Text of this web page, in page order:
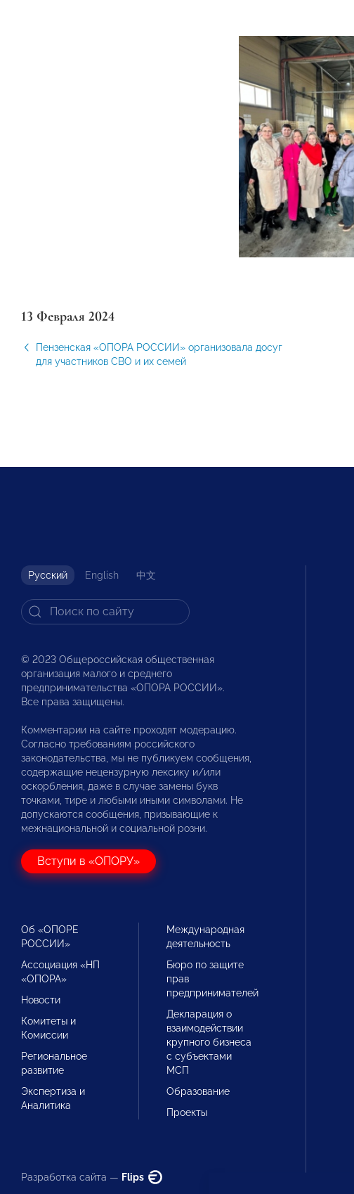
13 Февраля 2024
Пензенская «ОПОРА РОССИИ» организовала досуг
для участников СВО и их семей
Русский English 中文
© 2023 Общероссийская общественная
организация малого и среднего
предпринимательства «ОПОРА РОССИИ».
Все права защищены.
Комментарии на сайте проходят модерацию.
Согласно требованиям российского
законодательства, мы не публикуем сообщения,
содержащие нецензурную лексику и/или
оскорбления, даже в случае замены букв
точками, тире и любыми иными символами. Не
допускаются сообщения, призывающие к
межнациональной и социальной розни.
Вступи в «ОПОРУ»
Об «ОПОРЕ
РОССИИ»
Ассоциация «НП
«ОПОРА»
Новости
Комитеты и
Комиссии
Региональное
развитие
Экспертиза и
Аналитика
Международная
деятельность
Бюро по защите
прав
предпринимателей
Декларация о
взаимодействии
крупного бизнеса
с субъектами
МСП
Образование
Проекты
Разработка сайта — Flips